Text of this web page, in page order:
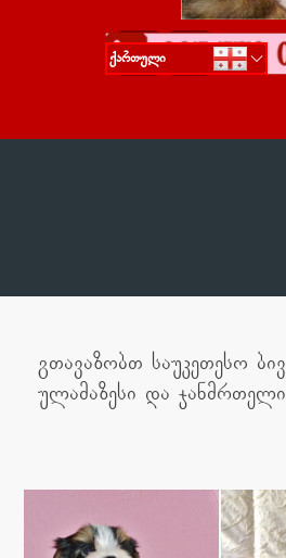
ქართული
გთავაზობთ საუკეთესო
ულამაზესი და